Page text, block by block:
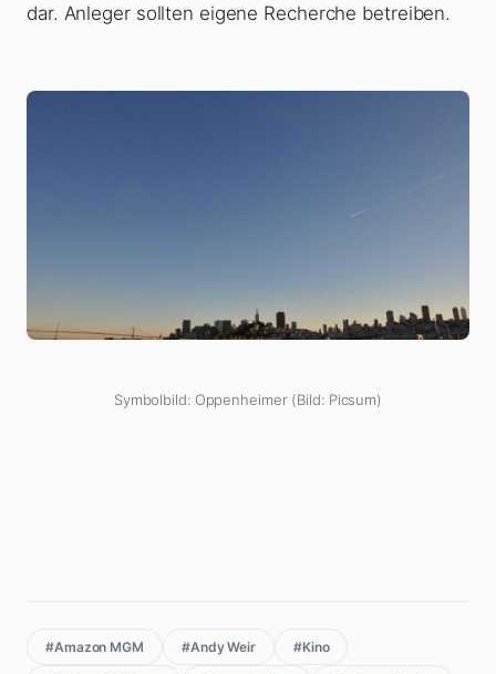
dar. Anleger sollten eigene Recherche betreiben.
Symbolbild: Oppenheimer (Bild: Picsum)
#Amazon MGM #Andy Weir #Kino